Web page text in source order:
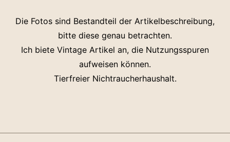
Die Fotos sind Bestandteil der Artikelbeschreibung,
bitte diese genau betrachten.
Ich biete Vintage Artikel an, die Nutzungsspuren
aufweisen können.
Tierfreier Nichtraucherhaushalt.